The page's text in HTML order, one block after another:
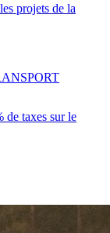
projets de la
de taxes sur le